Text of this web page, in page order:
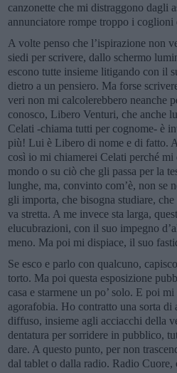
canzonette che mi distraggono dagli
annunciatore rompe troppo i coglioni
A volte penso che l’ispirazione non
siedi per scrivere, dallo schermo
escono tutte insieme litigando con il
dietro a un pensiero. Ma forse
veri non mi calcolerebbero neanche
conosco, Libero Venturi, che anche
Celati -chiama tutti per cognome- è
più! Lui è Libero di nome e di fatto.
così io mi chiamerei Celati perché
mondo o su ciò che gli passa per la
lunghe, ma, convinto com’è, non se
gli importa, che bisogna studiare,
va stretta. A me invece sta larga,
elucubrazioni, con il suo impegno
meno. Ma poi mi dispiace, il suo
Se esco e parlo con qualcuno,
torto. Ma poi questa esposizione
casa e starmene un po’ solo. E poi
agorafobia. Ho contratto una sorta di
diffuso, insieme agli acciacchi della
dentatura per sorridere in pubblico,
dare. A questo punto, per non
dal tablet o dalla radio. Radio